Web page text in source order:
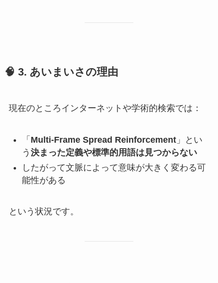
🧠 3. あいまいさの理由
現在のところインターネットや学術的検索では：
「 Multi-Frame Spread Reinforcement」とい
う 決まった定義や標準的用語は見つからない
したがって文脈によって意味が大きく変わる可
能性がある
という状況です。